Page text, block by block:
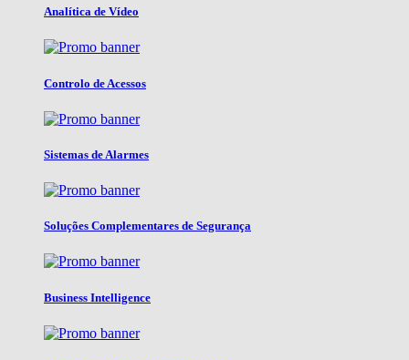
Analítica de Vídeo
Controlo de Acessos
Sistemas de Alarmes
Soluções Complementares de Segurança
Business Intelligence